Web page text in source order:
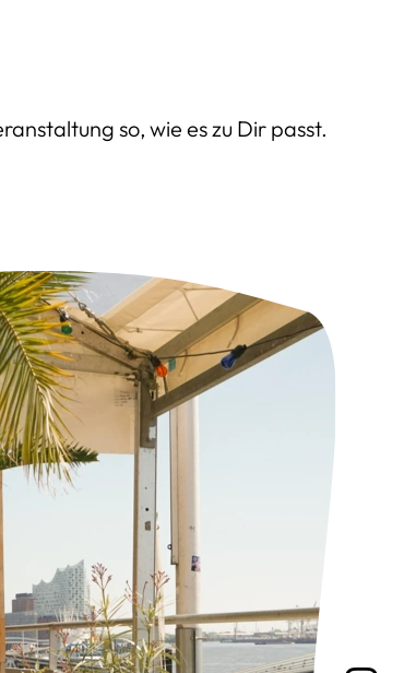
so, wie es zu Dir passt.